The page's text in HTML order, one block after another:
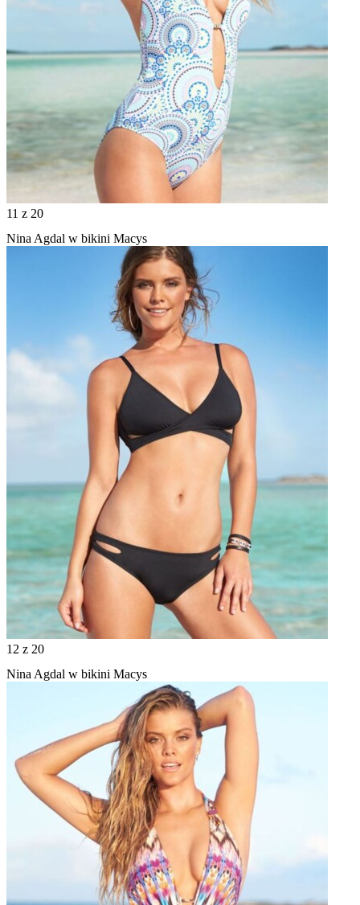
11 z 20
Nina Agdal w bikini Macys
12 z 20
Nina Agdal w bikini Macys